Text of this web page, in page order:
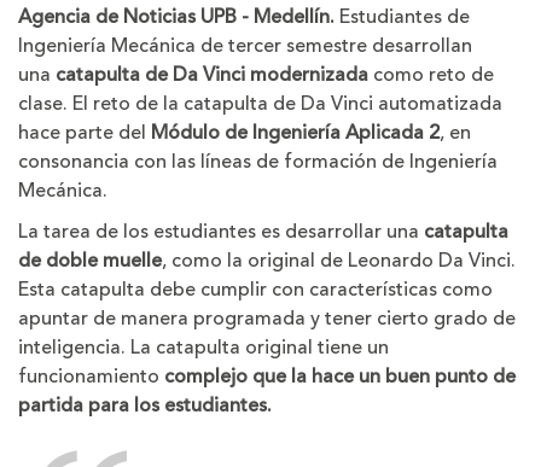
Agencia de Noticias UPB - Medellín. Estudiantes de
Ingeniería Mecánica de tercer semestre desarrollan
una catapulta de Da Vinci modernizada como reto de
clase. El reto de la catapulta de Da Vinci automatizada
hace parte del Módulo de Ingeniería Aplicada 2, en
consonancia con las líneas de formación de Ingeniería
Mecánica.
La tarea de los estudiantes es desarrollar una catapulta
de doble muelle, como la original de Leonardo Da Vinci.
Esta catapulta debe cumplir con características como
apuntar de manera programada y tener cierto grado de
inteligencia. La catapulta original tiene un
funcionamiento complejo que la hace un buen punto de
partida para los estudiantes.